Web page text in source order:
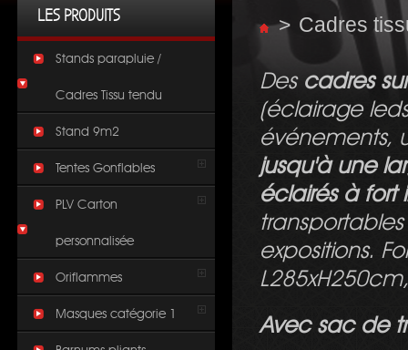
LES PRODUITS
Stands parapluie /
Cadres Tissu tendu
Stand 9m2
Tentes Gonflables
PLV Carton
personnalisée
Oriflammes
Masques catégorie 1
> Cadres
Descadres
(éclairage
événements,
jusqu'à une
éclairés à fort
expositions.
Avec sac de